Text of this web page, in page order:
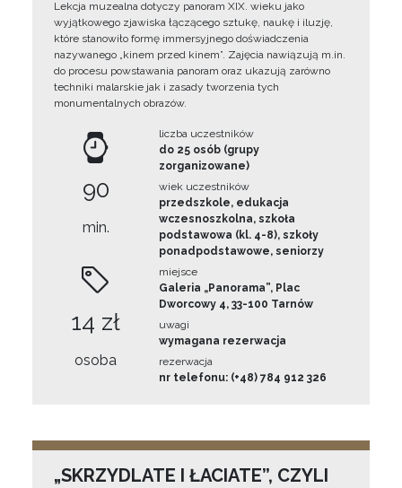
Lekcja muzealna dotyczy panoram XIX. wieku jako
wyjątkowego zjawiska łączącego sztukę, naukę i iluzję,
które stanowiło formę immersyjnego doświadczenia
nazywanego „kinem przed kinem”. Zajęcia nawiązują m.in.
do procesu powstawania panoram oraz ukazują zarówno
techniki malarskie jak i zasady tworzenia tych
monumentalnych obrazów.
90
min.
14 zł
osoba
liczba uczestników
do 25 osób (grupy
zorganizowane)
wiek uczestników
przedszkole, edukacja
wczesnoszkolna, szkoła
podstawowa (kl. 4-8), szkoły
ponadpodstawowe, seniorzy
miejsce
Galeria „Panorama”, Plac
Dworcowy 4, 33-100 Tarnów
uwagi
wymagana rezerwacja
rezerwacja
nr telefonu: (+48) 784 912 326
„SKRZYDLATE I ŁACIATE”, CZYLI